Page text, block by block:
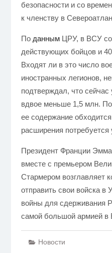
безопасности и со
к членству в
По даннымЦРУ, в ВСУ
действующих бойцов и
Входят ли в это число
иностранных легионов,
подтверждал, что сейчас
вдвое меньше 1,5 млн. По
ее содержание
расширения
Президент Франции
вместе с премьером
Стармером возглавляет
отправить свои войска в
войны для сдерживания
самой большой армией в
Новости